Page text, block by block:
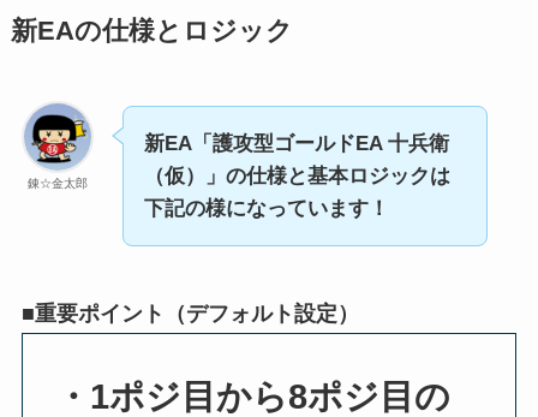
新EAの仕様とロジック
錬☆金太郎
新EA「護攻型ゴールドEA 十兵衛
（仮）」の仕様と基本ロジックは
下記の様になっています！
■重要ポイント（デフォルト設定）
・1ポジ目から8ポジ目の